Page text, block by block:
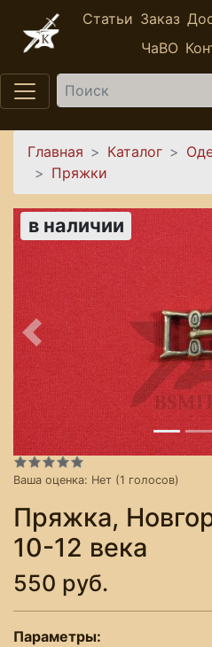
Перейти к основному
Статьи Заказ
ЧаВО
Найти
Вы здесь
Главная Каталог
Пряжки
в наличии
Предыдущее
Ваша оценка: Нет (1 голосов)
Пряжка,
10-12 века
550 руб.
Параметры: